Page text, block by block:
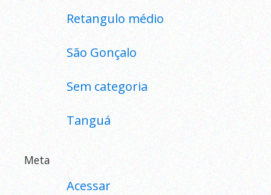
Retangulo médio
São Gonçalo
Sem categoria
Tanguá
Meta
Acessar